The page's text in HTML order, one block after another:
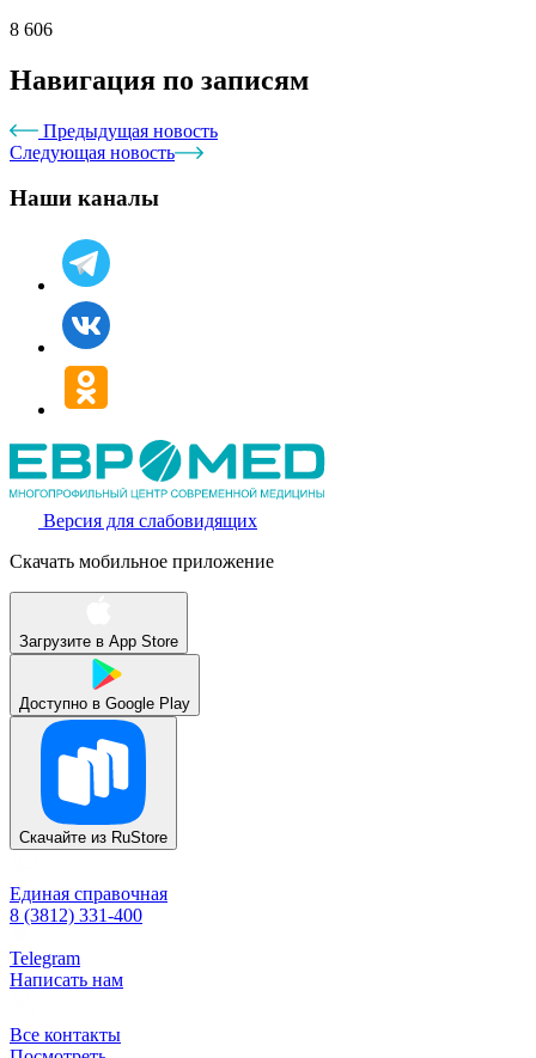
8 606
Навигация по записям
Предыдущая новость
Следующая новость
Наши каналы
Версия для слабовидящих
Скачать мобильное приложение
Загрузите в App Store
Доступно в Google Play
Скачайте из RuStore
Единая справочная
8 (3812) 331-400
Telegram
Написать нам
Все контакты